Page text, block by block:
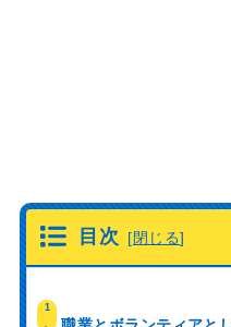
目次 [閉じる]
1
.